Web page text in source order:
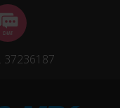
37236187